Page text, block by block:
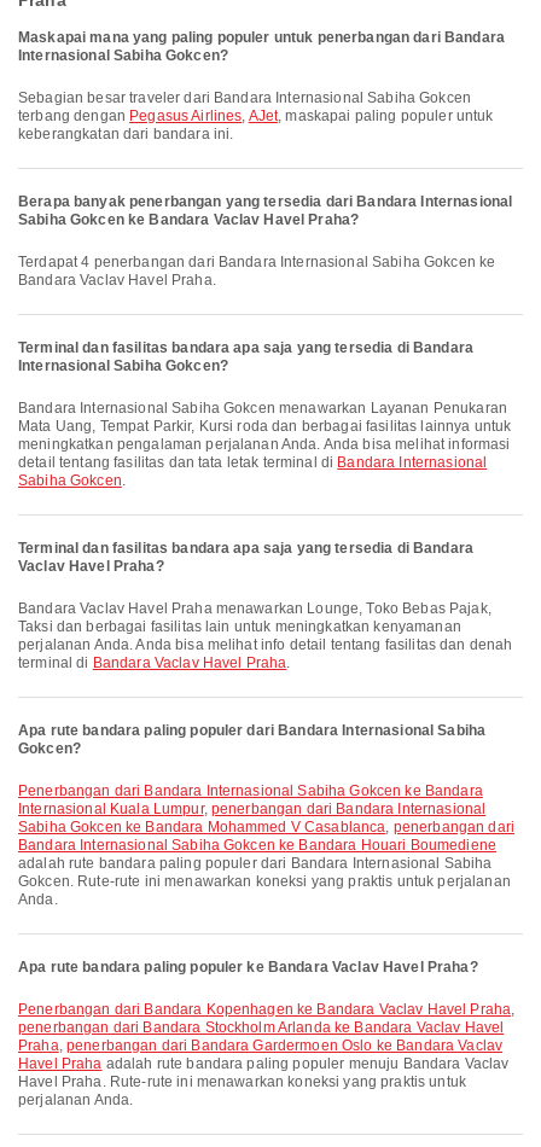
Maskapai mana yang paling populer untuk penerbangan dari Bandara
Internasional Sabiha Gokcen?
Sebagian besar traveler dari Bandara Internasional Sabiha Gokcen
terbang dengan Pegasus Airlines, AJet, maskapai paling populer untuk
keberangkatan dari bandara ini.
Berapa banyak penerbangan yang tersedia dari Bandara Internasional
Sabiha Gokcen ke Bandara Vaclav Havel Praha?
Terdapat 4 penerbangan dari Bandara Internasional Sabiha Gokcen ke
Bandara Vaclav Havel Praha.
Terminal dan fasilitas bandara apa saja yang tersedia di Bandara
Internasional Sabiha Gokcen?
Bandara Internasional Sabiha Gokcen menawarkan Layanan Penukaran
Mata Uang, Tempat Parkir, Kursi roda dan berbagai fasilitas lainnya untuk
meningkatkan pengalaman perjalanan Anda. Anda bisa melihat informasi
detail tentang fasilitas dan tata letak terminal di Bandara Internasional
Sabiha Gokcen.
Terminal dan fasilitas bandara apa saja yang tersedia di Bandara
Vaclav Havel Praha?
Bandara Vaclav Havel Praha menawarkan Lounge, Toko Bebas Pajak,
Taksi dan berbagai fasilitas lain untuk meningkatkan kenyamanan
perjalanan Anda. Anda bisa melihat info detail tentang fasilitas dan denah
terminal di Bandara Vaclav Havel Praha.
Apa rute bandara paling populer dari Bandara Internasional Sabiha
Gokcen?
penerbangan dari Bandara Internasional Sabiha Gokcen ke Bandara
Internasional Kuala Lumpur, penerbangan dari Bandara Internasional
Sabiha Gokcen ke Bandara Mohammed V Casablanca, penerbangan dari
Bandara Internasional Sabiha Gokcen ke Bandara Houari Boumediene
adalah rute bandara paling populer dari Bandara Internasional Sabiha
Gokcen. Rute-rute ini menawarkan koneksi yang praktis untuk perjalanan
Anda.
Apa rute bandara paling populer ke Bandara Vaclav Havel Praha?
penerbangan dari Bandara Kopenhagen ke Bandara Vaclav Havel Praha,
penerbangan dari Bandara Stockholm Arlanda ke Bandara Vaclav Havel
Praha, penerbangan dari Bandara Gardermoen Oslo ke Bandara Vaclav
Havel Praha adalah rute bandara paling populer menuju Bandara Vaclav
Havel Praha. Rute-rute ini menawarkan koneksi yang praktis untuk
perjalanan Anda.